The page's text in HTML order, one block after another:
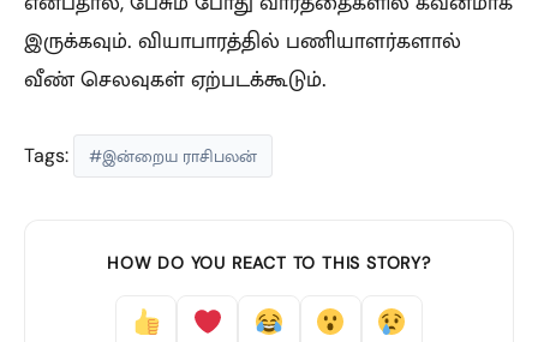
இருக்கவும். வியாபாரத்தில் பணியாளர்களால்
வீண் செலவுகள் ஏற்படக்கூடும்.
Tags: #இன்றைய ராசிபலன்
HOW DO YOU REACT TO THIS STORY?